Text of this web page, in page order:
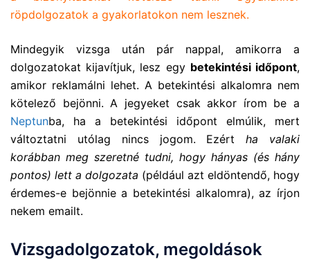
röpdolgozatok a gyakorlatokon nem lesznek.
Mindegyik vizsga után pár nappal, amikorra a
dolgozatokat kijavítjuk, lesz egy betekintési időpont,
amikor reklamálni lehet. A betekintési alkalomra nem
kötelező bejönni. A jegyeket csak akkor írom be a
Neptunba, ha a betekintési időpont elmúlik, mert
változtatni utólag nincs jogom. Ezértha valaki
korábban meg szeretné tudni, hogy hányas (és hány
pontos) lett a dolgozata (például azt eldöntendő, hogy
érdemes-e bejönnie a betekintési alkalomra), az írjon
nekem emailt.
Vizsgadolgozatok, megoldások